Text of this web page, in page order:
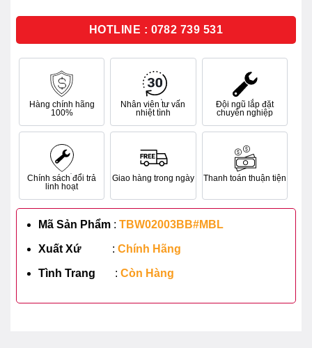
HOTLINE : 0782 739 531
Hàng chính hãng
100%
Nhân viên tư vấn
nhiệt tình
Đội ngũ lắp đặt
chuyên nghiệp
Chính sách đổi trả
linh hoạt
Giao hàng trong ngày Thanh toán thuận tiện
Mã Sản Phẩm: TBW02003BB#MBL
Xuất Xứ : Chính Hãng
Tình Trang : Còn Hàng